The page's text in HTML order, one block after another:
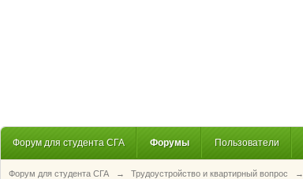
Форум для студента СГА Форумы Пользователи
Форум для студента СГА → Трудоустройство и квартирный вопрос →